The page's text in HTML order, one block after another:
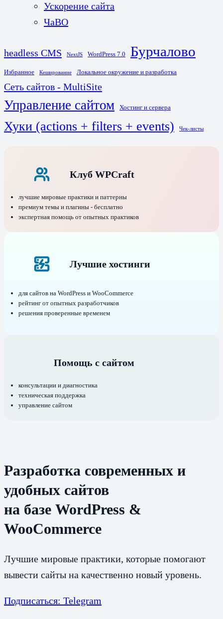
Ускорение сайта
ЧаВО
headless CMS NextJS WordPress 7.0 Бурчалово
Избранное Кеширование Локальное окружение и разработка
Сеть сайтов - MultiSite
Управление сайтом Хостинг и сервера
Хуки (actions + filters + events) Чек-листы
Клуб WPCraft
лучшие мировые практики и паттерны
премиум темы и плагины - бесплатно
экспертная помощь от опытных практиков
Лучшие хостинги
для сайтов на WordPress и WooCommerce
рейтинг от опытных разработчиков
решения проверенные временем
Помощь с сайтом
консультации и диагностика
техническая поддержка
управление сайтом
Разработка современных и
удобных сайтов
на базе WordPress &
WooCommerce
Лучшие мировые практики, которые помогают
вывести сайты на качественно новый уровень.
Подписаться: Telegram